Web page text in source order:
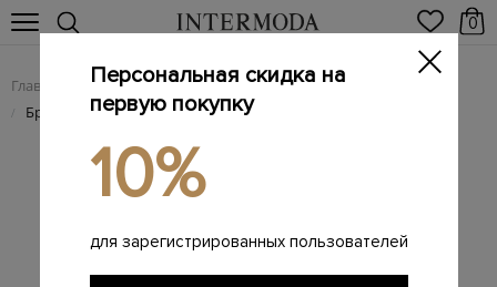
0
Главная Мужчинам / Одежда / Мужские брюки
/ Брендовые мужские брюки
Персональная скидка на
первую покупку
10%
для зарегистрированных пользователей